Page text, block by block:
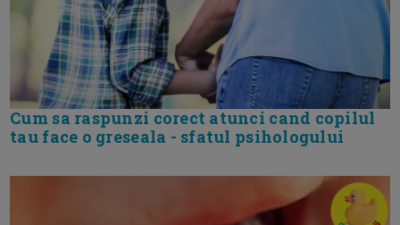
Cum sa raspunzi corect atunci cand copilul
tau face o greseala - sfatul psihologului